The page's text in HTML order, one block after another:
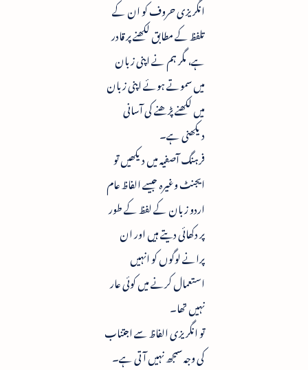
انگریزی حروف کو ان کے
تلفظ کے مطابق لکھنے پر قادر
ہے، مگر ہم نے اپنی زبان
میں سموتے ہوئے اپنی زبان
میں لکھنے پڑھنے کی آسانی
دیکھنی ہے۔
فرہنگ آصفیہ میں دیکھیں تو
ایجنٹ وغیرہ جیسے الفاظ عام
اردو زبان کے لفظ کے طور
پر دکھائی دیتے ہیں اور ان
پرانے لوگوں کو انہیں
استعمال کرنے میں کوئی عار
نہیں تھا۔
تو انگریزی الفاظ سے اجتناب
کی وجہ سمجھ نہیں آتی ہے۔